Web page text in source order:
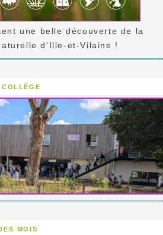
une belle découverte de la
d'Ille-et-Vilaine !
mois